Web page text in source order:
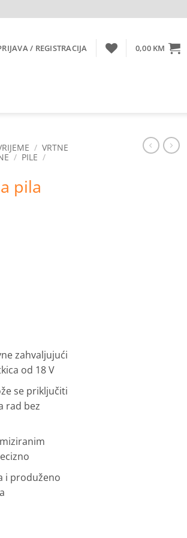
/ REGISTRACIJA 0,00 KM
/ VRTNE
/ PILE /
pila
zahvaljujući
od 18 V
se priključiti
rad bez
i produženo